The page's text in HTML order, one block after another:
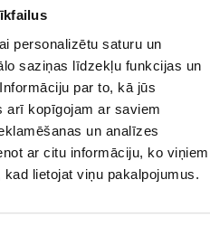
personalizētu saturu un
saziņas līdzekļu funkcijas un
par to, kā jūs
arī kopīgojam ar saviem
un analīzes
ar citu informāciju, ko viņiem
lietojat viņu pakalpojumus.
jūsu mīluļa muguru.
arī piekārt.
pēc nejaušības principa.